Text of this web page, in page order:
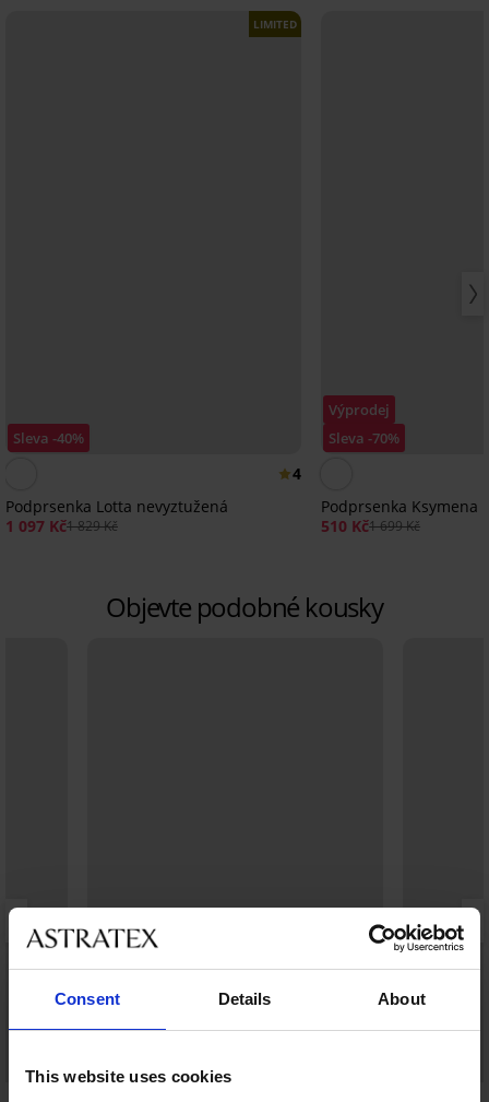
Consent Details About
This website uses cookies
Sleva -40%
LIMITED
4
Podprsenka Lotta nevyztužená
1 097 Kč1 829 Kč
Výprodej
Sleva -70%
Podprsenka Ksymena
510 Kč1 699 Kč
Objevte podobné kousky